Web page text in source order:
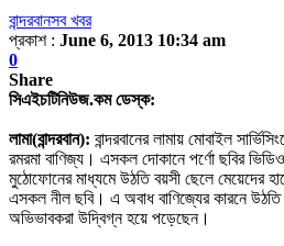
বান্দরবানসব খবর
প্রকাশ : June 6, 2013 10:34 am
0
Share
সিএইচটিনিউজ.কম ডেস্ক:
লামা(বান্দরবান): বান্দরবানের লামায় মোবাইল
রমরমা বাণিজ্য। এসকল দোকানে পর্ণো ছবির
মুঠোফোনের মাধ্যমে উঠতি বয়সী ছেলে মেয়েদের
এসকল নীল ছবি। এ অবাধ বাণিজ্যের কারনে উঠতি
অভিভাবকরা উদ্বিগ্ন হয়ে পড়েছেন।